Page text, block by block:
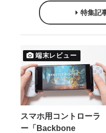
特集記
端末レビュー
スマホ用コントローラ
ー「Backbone